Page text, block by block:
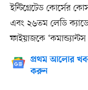
ইন্টিগ্রেটেড কোর্সের
এবং ২৬তম লেডি
ফাইয়াজকে
প্রথম আলোর
করুন